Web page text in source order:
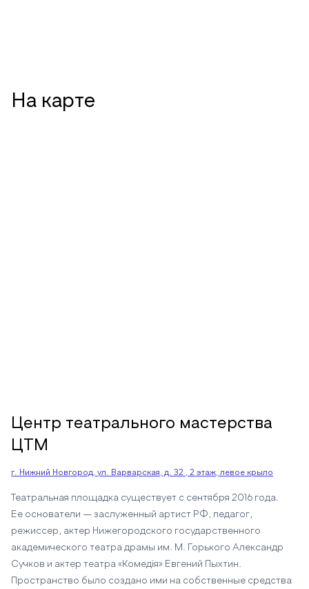
На карте
Центр театрального мастерства
ЦТМ
г. Нижний Новгород, ул. Варварская, д. 32 , 2 этаж, левое крыло
Театральная площадка существует с сентября 2016 года.
Ее основатели — заслуженный артист РФ, педагог,
режиссер, актер Нижегородского государственного
академического театра драмы им. М. Горького Александр
Сучков и актер театра «Комедiя» Евгений Пыхтин.
Пространство было создано ими на собственные средства